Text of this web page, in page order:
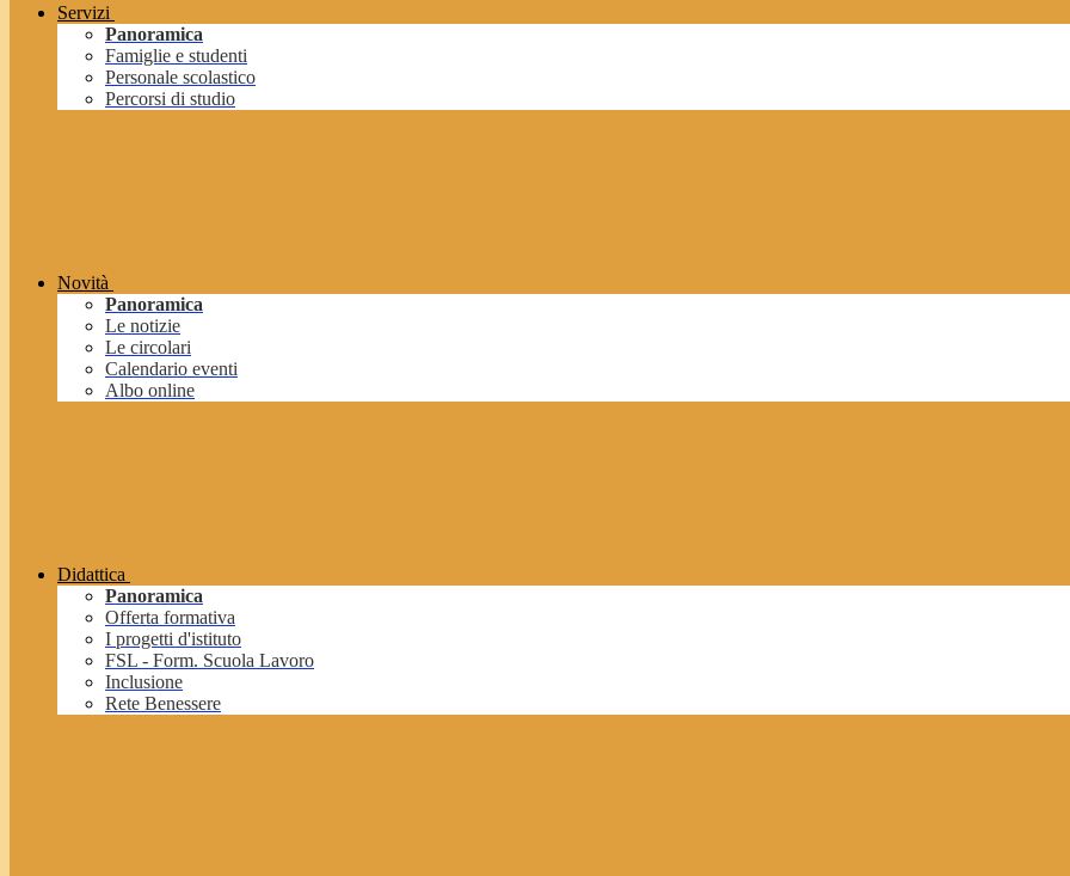
Servizi
Panoramica
Famiglie e studenti
Personale scolastico
Percorsi di studio
Novità
Panoramica
Le notizie
Le circolari
Calendario eventi
Albo online
Didattica
Panoramica
Offerta formativa
I progetti d'istituto
FSL - Form. Scuola Lavoro
Inclusione
Rete Benessere